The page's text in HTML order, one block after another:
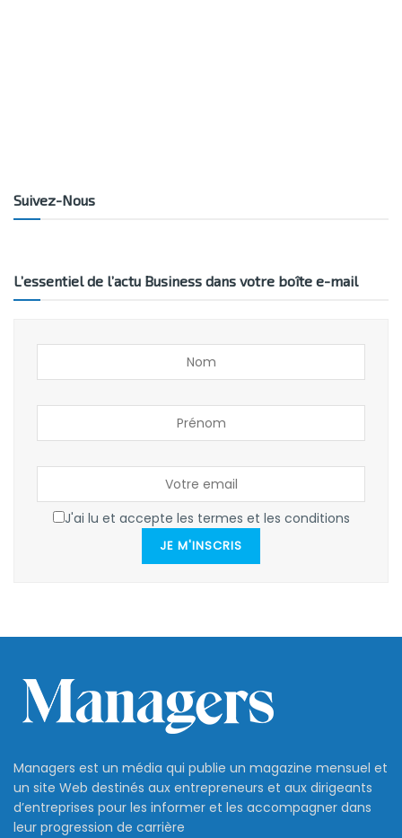
Suivez-Nous
L’essentiel de l’actu Business dans votre boîte e-mail
J'ai lu et accepte les termes et les conditions
JE M'INSCRIS
Managers est un média qui publie un magazine mensuel et
un site Web destinés aux entrepreneurs et aux dirigeants
d’entreprises pour les informer et les accompagner dans
leur progression de carrière